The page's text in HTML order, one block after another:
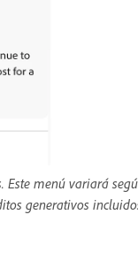
menú variará
generativos